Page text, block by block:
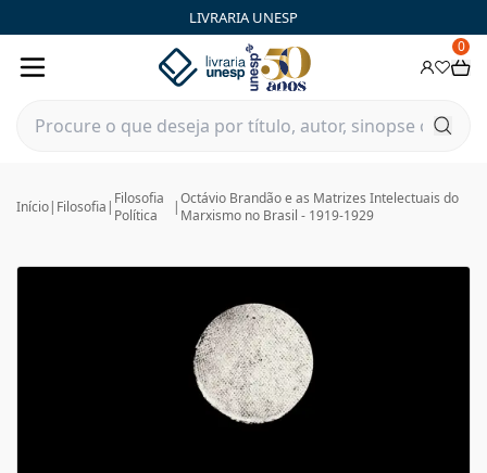
LIVRARIA UNESP
0
Início| Filosofia | Filosofia
Política
|Octávio Brandão e as Matrizes Intelectuais do
Marxismo no Brasil - 1919-1929